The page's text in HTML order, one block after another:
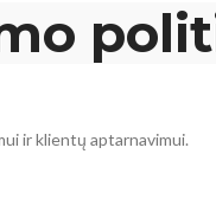
ir klientų aptarnavimui.